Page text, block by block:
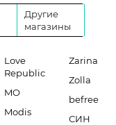
Другие
магазины
Love
Republic
MO
Modis
Zarina
Zolla
befree
СИН